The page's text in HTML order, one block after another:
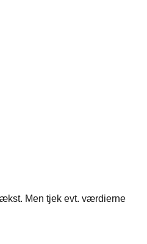
Men tjek evt. værdierne